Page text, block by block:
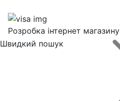
Розробка інтернет магазину
Швидкий пошук